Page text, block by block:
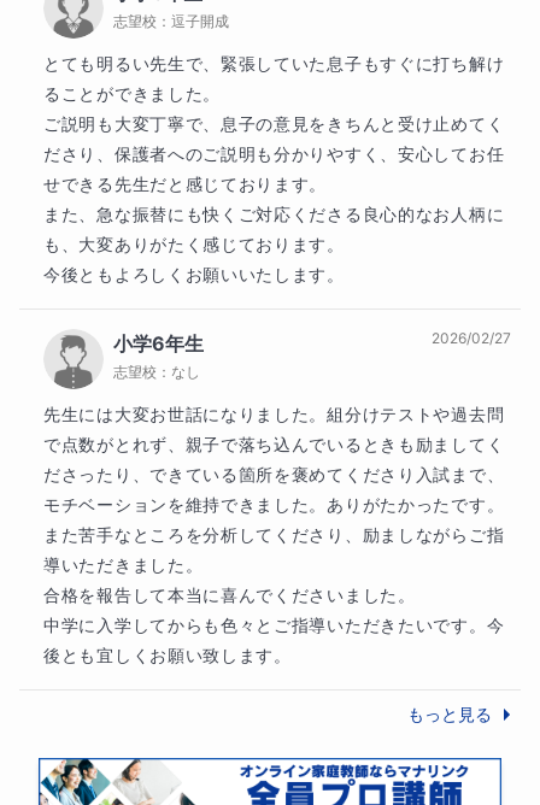
志望校： 逗子開成
とても明るい先生で、緊張していた息子もすぐに打ち解け
ることができました。
ご説明も大変丁寧で、息子の意見をきちんと受け止めてく
ださり、保護者へのご説明も分かりやすく、安心してお任
せできる先生だと感じております。
また、急な振替にも快くご対応くださる良心的なお人柄に
も、大変ありがたく感じております。
今後ともよろしくお願いいたします。
小学6年生
志望校： なし
2026/02/27
先生には大変お世話になりました。組分けテストや過去問
で点数がとれず、親子で落ち込んでいるときも励ましてく
ださったり、できている箇所を褒めてくださり入試まで、
モチベーションを維持できました。ありがたかったです。
また苦手なところを分析してくださり、励ましながらご指
導いただきました。
合格を報告して本当に喜んでくださいました。
中学に入学してからも色々とご指導いただきたいです。今
後とも宜しくお願い致します。
もっと見る